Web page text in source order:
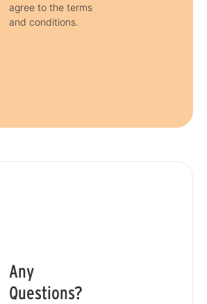
agree to the terms
and conditions.
Any
Questions?